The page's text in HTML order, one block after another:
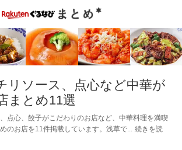
リソース、点心など中華が
まとめ11選
点心、餃子がこだわりのお店など、中華料理を満喫
のお店を11件掲載しています。浅草で
続きを読